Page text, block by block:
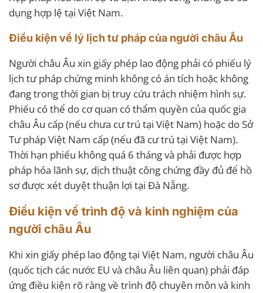
dụng hợp lệ tại Việt Nam.
Điều kiện về lý lịch tư pháp của người châu Âu
Người châu Âu xin giấy phép lao động phải có phiếu lý
lịch tư pháp chứng minh không có án tích hoặc không
đang trong thời gian bị truy cứu trách nhiệm hình sự.
Phiếu có thể do cơ quan có thẩm quyền của quốc gia
châu Âu cấp (nếu chưa cư trú tại Việt Nam) hoặc do Sở
Tư pháp Việt Nam cấp (nếu đã cư trú tại Việt Nam).
Thời hạn phiếu không quá 6 tháng và phải được hợp
pháp hóa lãnh sự, dịch thuật công chứng đầy đủ để hồ
sơ được xét duyệt thuận lợi tại Đà Nẵng.
Điều kiện về trình độ và kinh nghiệm của
người châu Âu
Khi xin giấy phép lao động tại Việt Nam, người châu Âu
(quốc tịch các nước EU và châu Âu liên quan) phải đáp
ứng điều kiện rõ ràng về trình độ chuyên môn và kinh